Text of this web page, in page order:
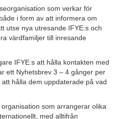
som verkar för
i form av att informera om
utse nya utresande IFYE:s och
värdfamiljer till inresande
IFYE:s att hålla kontakten med
ett Nyhetsbrev 3 – 4 gånger per
hålla dem uppdaterade på vad
som arrangerar olika
med alltifrån